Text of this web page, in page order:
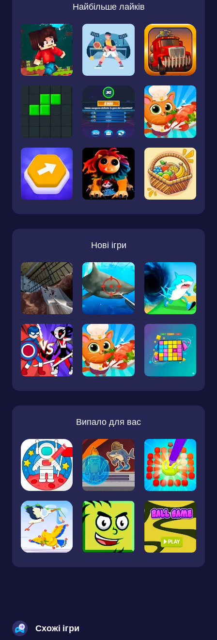
Найбільше лайків
Нові ігри
Випало для вас
Схожі ігри